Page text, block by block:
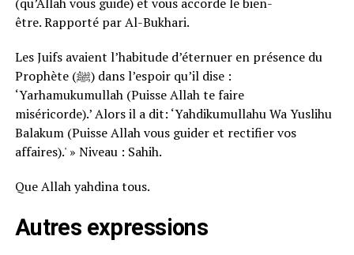
être. Rapporté par Al-Bukhari.
Les Juifs avaient l’habitude d’éternuer en présence du
Prophète (ﷺ) dans l’espoir qu’il dise :
‘Yarhamukumullah (Puisse Allah te faire
miséricorde).’ Alors il a dit: ‘Yahdikumullahu Wa Yuslihu
Balakum (Puisse Allah vous guider et rectifier vos
affaires).' » Niveau : Sahih.
Que Allah yahdina tous.
Autres expressions